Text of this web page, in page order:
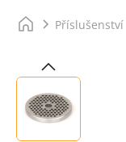
Příslušenství